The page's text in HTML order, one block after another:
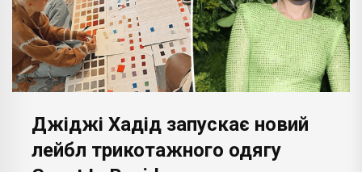
Джіджі Хадід запускає новий
лейбл трикотажного одягу